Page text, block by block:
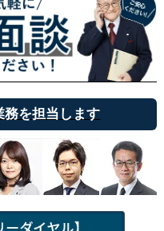
務を担当します